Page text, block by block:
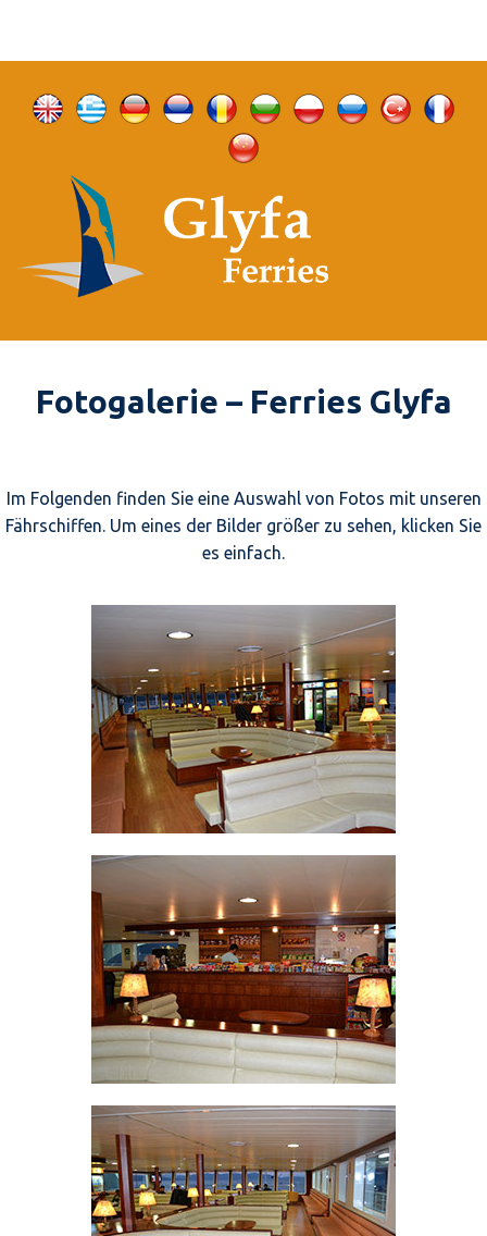
Fotogalerie – Ferries Glyfa
Im Folgenden finden Sie eine Auswahl von Fotos mit unseren
Fährschiffen. Um eines der Bilder größer zu sehen, klicken Sie
es einfach.